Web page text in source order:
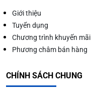
Giới thiệu
Tuyển dụng
Chương trình khuyến mãi
Phương châm bán hàng
CHÍNH SÁCH CHUNG